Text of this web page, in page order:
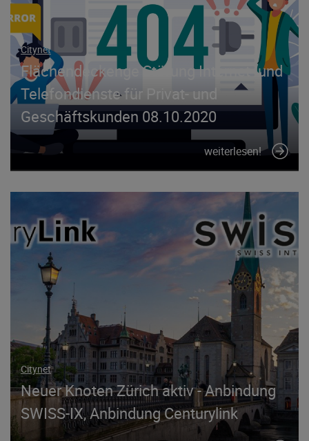
Citynet
Flächendeckenge Störung Internet- und
Telefondienste für Privat- und
Geschäftskunden 08.10.2020
weiterlesen!
Citynet
Neuer Knoten Zürich aktiv - Anbindung
SWISS-IX, Anbindung Centurylink